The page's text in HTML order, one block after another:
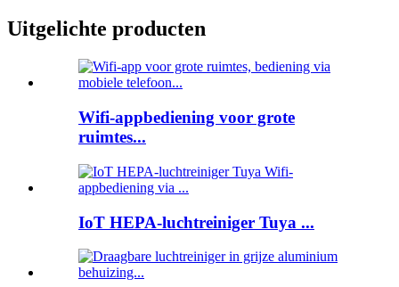
Uitgelichte producten
Wifi-appbediening voor grote
ruimtes...
IoT HEPA-luchtreiniger Tuya ...